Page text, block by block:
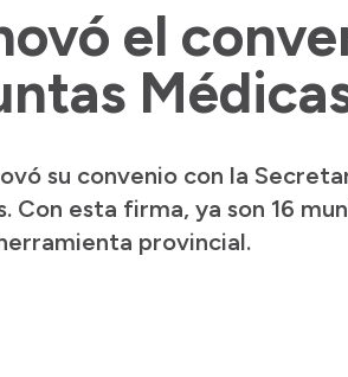
el
su convenio con la
Con esta firma, ya son 16
provincial.